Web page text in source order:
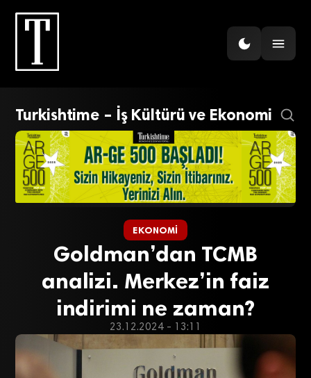
Turkishtime – İş Kültürü ve Ekonomi
EKONOMI
Goldman’dan TCMB
analizi. Merkez’in faiz
indirimi ne zaman?
23.12.2024 - 13:11